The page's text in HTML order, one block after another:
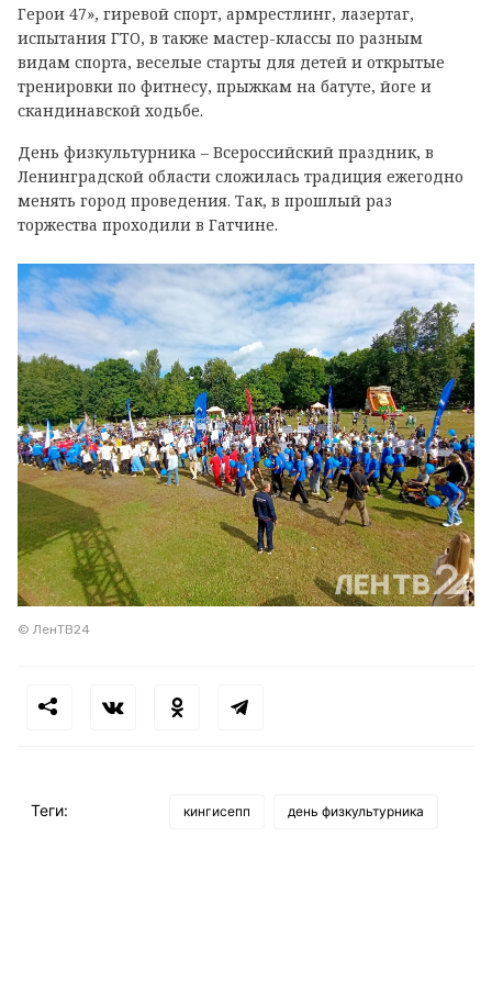
Герои 47», гиревой спорт, армрестлинг, лазертаг,
испытания ГТО, в также мастер-классы по разным
видам спорта, веселые старты для детей и открытые
тренировки по фитнесу, прыжкам на батуте, йоге и
скандинавской ходьбе.
День физкультурника – Всероссийский праздник, в
Ленинградской области сложилась традиция ежегодно
менять город проведения. Так, в прошлый раз
торжества проходили в Гатчине.
© ЛенТВ24
Теги: кингисепп день физкультурника